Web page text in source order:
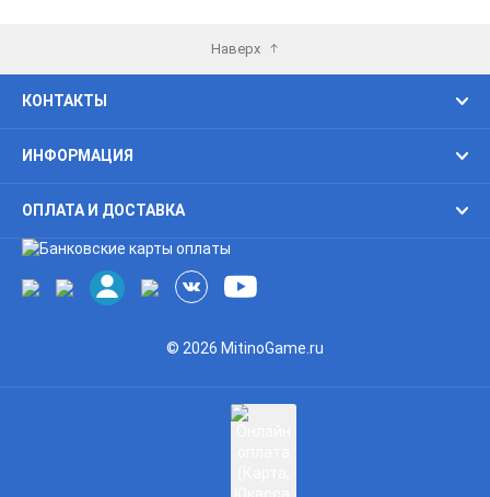
Наверх
КОНТАКТЫ
ИНФОРМАЦИЯ
ОПЛАТА И ДОСТАВКА
© 2026 MitinoGame.ru